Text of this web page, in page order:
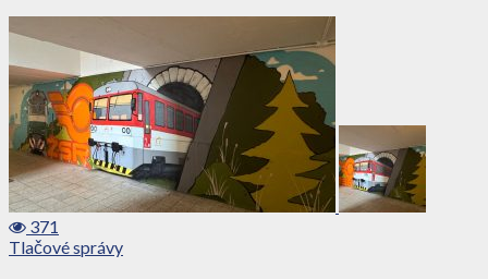
371
Tlačové správy